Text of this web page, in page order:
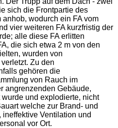
sich die Frontpartie des
wodurch ein FA vom
vier weiteren FA kurzfristig der
alle diese FA erlitten
die sich etwa 2 m von den
wurden von
Zu den
gehören die
von Rauch im
angrenzenden Gebäude,
und explodierte, nicht
welche zur Brand- und
Ventilation und
vor Ort.